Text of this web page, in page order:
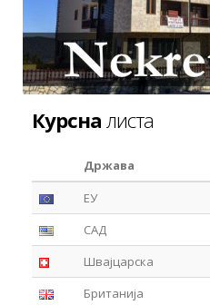
Курсна листа
Држава
ЕУ
САД
Швајцарска
Британија